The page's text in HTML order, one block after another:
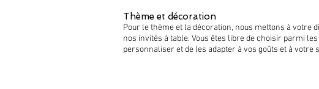
Thème et décoration
Pour le thème et la décoration, nous mettons à votre
nos invités à table. Vous êtes libre de choisir parmi
personnaliser et de les adapter à vos goûts et à votre